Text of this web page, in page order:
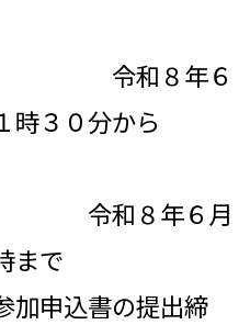
８年６
時３０分から
年６月
まで
加申込書の提出締